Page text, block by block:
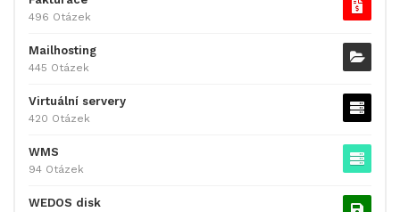
496 Otázek
Mailhosting
445 Otázek
Virtuální servery
420 Otázek
WMS
94 Otázek
WEDOS disk